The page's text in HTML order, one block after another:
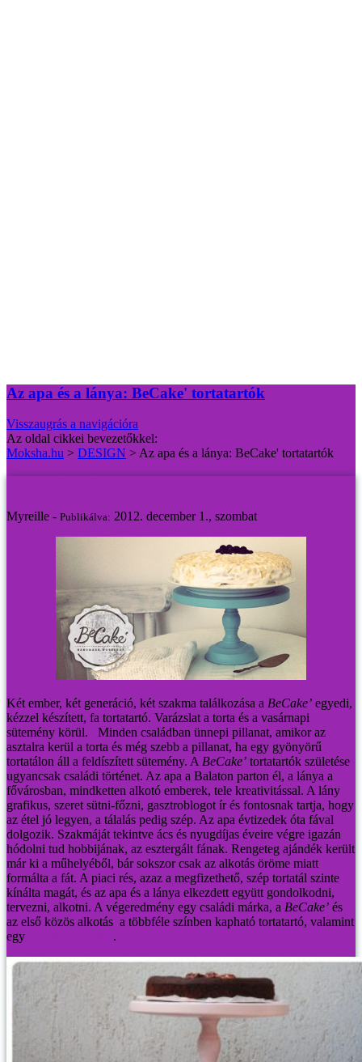
Az apa és a lánya: BeCake' tortatartók
Visszaugrás a navigációra
Az oldal cikkei bevezetőkkel:
Moksha.hu > DESIGN >Az apa és a lánya: BeCake' tortatartók
Myreille - Publikálva: 2012. december 1., szombat
Két ember, két generáció, két szakma találkozása a BeCake’ egyedi,
kézzel készített, fa tortatartó. Varázslat a torta és a vasárnapi
sütemény körül.
Minden családban ünnepi pillanat, amikor az
asztalra kerül a torta és még szebb a pillanat, ha egy gyönyörű
tortatálon áll a feldíszített sütemény. A BeCake’ tortatartók születése
ugyancsak családi történet. Az apa a Balaton parton él, a lánya a
fővárosban, mindketten alkotó emberek, tele kreativitással. A lány
grafikus, szeret sütni-főzni, gasztroblogot ír és fontosnak tartja, hogy
az étel jó legyen, a tálalás pedig szép. Az apa évtizedek óta fával
dolgozik. Szakmáját tekintve ács és nyugdíjas éveire végre igazán
hódolni tud hobbijának, az esztergált fának. Rengeteg ajándék került
már ki a műhelyéből, bár sokszor csak az alkotás öröme miatt
formálta a fát. A piaci rés, azaz a megfizethető, szép tortatál szinte
kínálta magát, és az apa és a lánya elkezdett együtt gondolkodni,
tervezni, alkotni. A végeredmény egy családi márka, a BeCake’ és
az első közös alkotás a többféle színben kapható tortatartó, valamint
egy
.